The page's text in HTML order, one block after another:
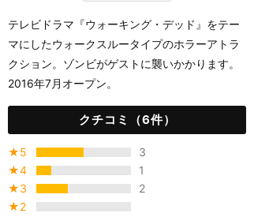
テレビドラマ『ウォーキング・デッド』をテー
マにしたウォークスルータイプのホラーアトラ
クション。ゾンビがゲストに襲いかかります。
2016年7月オープン。
クチコミ（6件）
★5
3
★4
1
★3
2
★2